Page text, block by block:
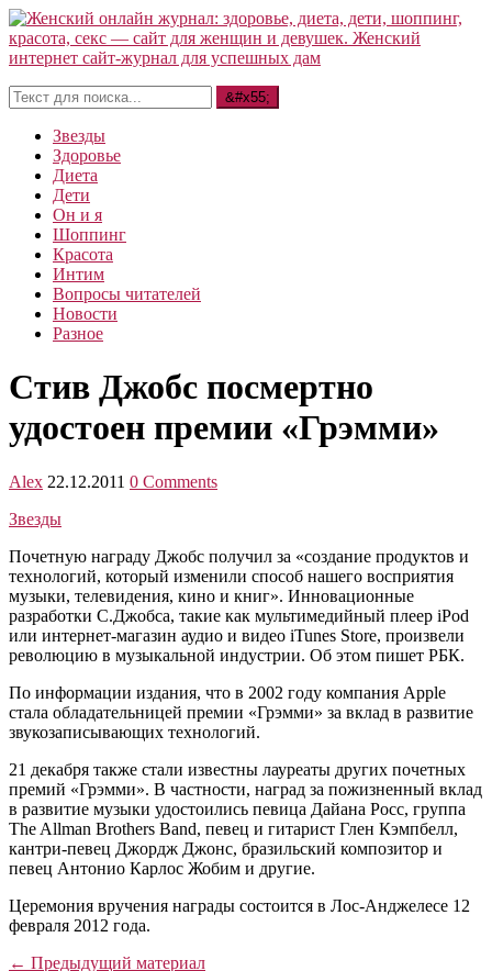
Звезды
Здоровье
Диета
Дети
Он и я
Шоппинг
Красота
Интим
Вопросы читателей
Новости
Разное
Стив Джобс посмертно
удостоен премии «Грэмми»
Alex 22.12.2011 0 Comments
Звезды
Почетную награду Джобс получил за «создание продуктов и
технологий, который изменили способ нашего восприятия
музыки, телевидения, кино и книг». Инновационные
разработки С.Джобса, такие как мультимедийный плеер iPod
или интернет-магазин аудио и видео iTunes Store, произвели
революцию в музыкальной индустрии. Об этом пишет РБК.
По информации издания, что в 2002 году компания Apple
стала обладательницей премии «Грэмми» за вклад в развитие
звукозаписывающих технологий.
21 декабря также стали известны лауреаты других почетных
премий «Грэмми». В частности, наград за пожизненный вклад
в развитие музыки удостоились певица Дайана Росс, группа
The Allman Brothers Band, певец и гитарист Глен Кэмпбелл,
кантри-певец Джордж Джонс, бразильский композитор и
певец Антонио Карлос Жобим и другие.
Церемония вручения награды состоится в Лос-Анджелесе 12
февраля 2012 года.
← Предыдущий материал